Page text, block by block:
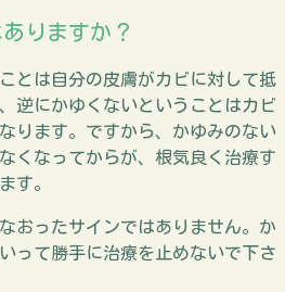
りますか？
とは自分の皮膚がカビに対して抵
逆にかゆくないということはカビ
ります。ですから、かゆみのない
くなってからが、根気良く治療す
す。
おったサインではありません。か
って勝手に治療を止めないで下さ